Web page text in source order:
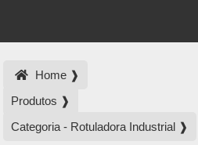
Home ❱
Produtos ❱
Categoria - Rotuladora Industrial ❱